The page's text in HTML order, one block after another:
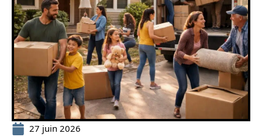
27 juin 2026